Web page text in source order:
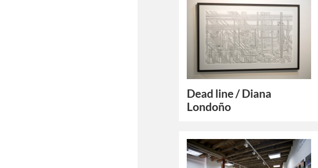
Dead line / Diana
Londoño